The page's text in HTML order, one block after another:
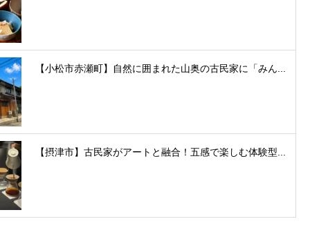
【小松市赤瀬町】自然に囲まれた山奥の古民家に「みん...
【摂津市】古民家がアートと融合！五感で楽しむ体験型...